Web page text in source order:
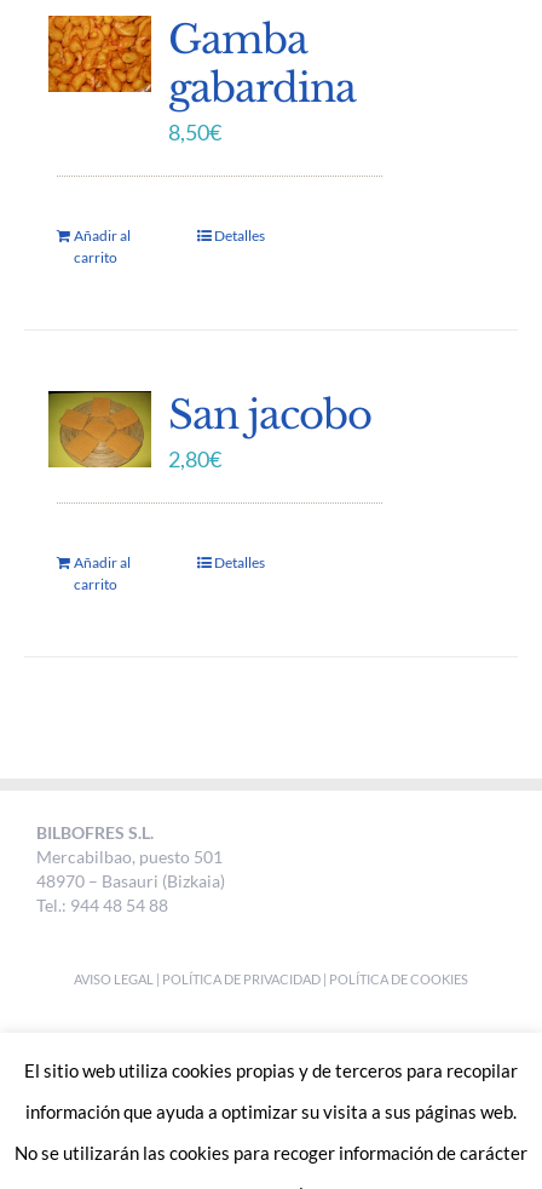
Gamba
gabardina
8,50€
Añadir al
carrito
Detalles
San jacobo
2,80€
Añadir al
carrito
Detalles
BILBOFRES S.L.
Mercabilbao, puesto 501
48970 – Basauri (Bizkaia)
Tel.: 944 48 54 88
AVISO LEGAL | POLÍTICA DE PRIVACIDAD | POLÍTICA DE COOKIES
El sitio web utiliza cookies propias y de terceros para recopilar
información que ayuda a optimizar su visita a sus páginas web.
No se utilizarán las cookies para recoger información de carácter